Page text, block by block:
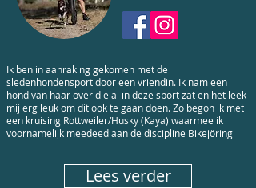
Ik ben in aanraking gekomen met de
sledenhondensport door een vriendin. Ik nam een
hond van haar over die al in deze sport zat en het leek
mij erg leuk om dit ook te gaan doen. Zo begon ik met
een kruising Rottweiler/Husky (Kaya) waarmee ik
voornamelijk meedeed aan de discipline Bikejöring
Lees verder